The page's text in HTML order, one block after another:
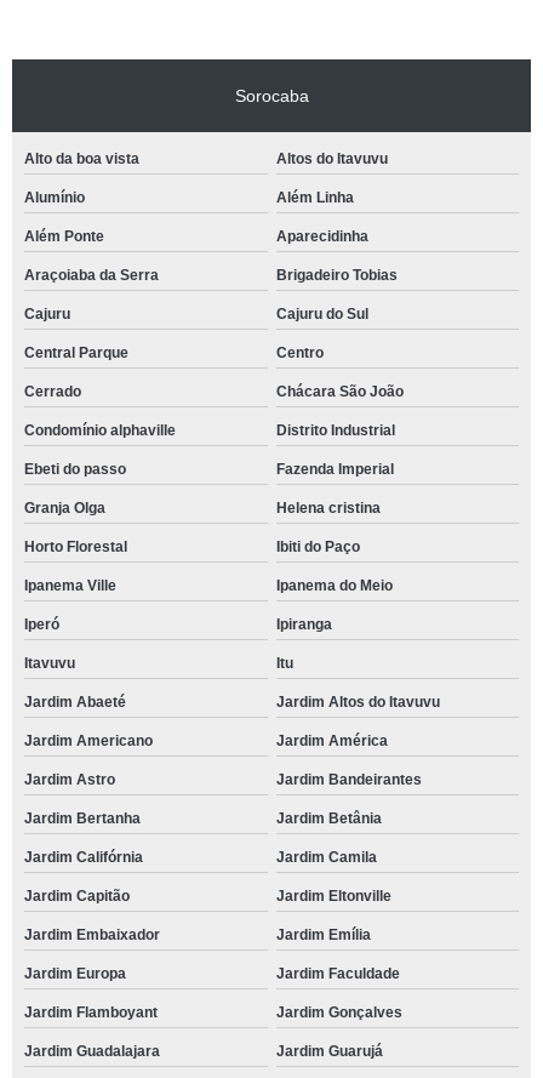
Sorocaba
Alto da boa vista Altos do Itavuvu
Alumínio Além Linha
Além Ponte Aparecidinha
Araçoiaba da Serra Brigadeiro Tobias
Cajuru Cajuru do Sul
Central Parque Centro
Cerrado Chácara São João
Condomínio alphaville Distrito Industrial
Ebeti do passo Fazenda Imperial
Granja Olga Helena cristina
Horto Florestal Ibiti do Paço
Ipanema Ville Ipanema do Meio
Iperó Ipiranga
Itavuvu Itu
Jardim Abaeté Jardim Altos do Itavuvu
Jardim Americano Jardim América
Jardim Astro Jardim Bandeirantes
Jardim Bertanha Jardim Betânia
Jardim Califórnia Jardim Camila
Jardim Capitão Jardim Eltonville
Jardim Embaixador Jardim Emília
Jardim Europa Jardim Faculdade
Jardim Flamboyant Jardim Gonçalves
Jardim Guadalajara Jardim Guarujá